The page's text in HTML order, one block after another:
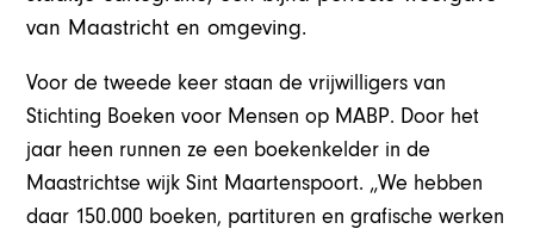
van Maastricht en omgeving.
Voor de tweede keer staan de vrijwilligers van
Stichting Boeken voor Mensen op MABP. Door het
jaar heen runnen ze een boekenkelder in de
Maastrichtse wijk Sint Maartenspoort. „We hebben
daar 150.000 boeken, partituren en grafische werken